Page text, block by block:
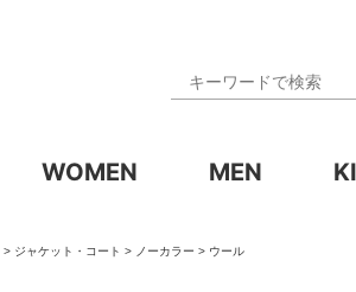
WOMEN MEN
ジャケット・コート ノーカラー ウール